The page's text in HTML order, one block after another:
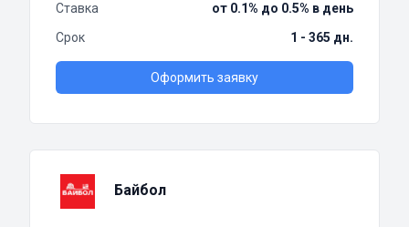
Ставка
от 0.1% до 0.5% в день
Срок
1 - 365 дн.
Оформить заявку
Байбол